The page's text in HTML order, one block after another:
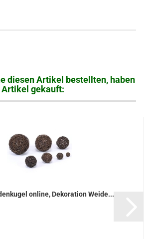
diesen Artikel bestellten, haben
gekauft:
online, Dekoration Weide...